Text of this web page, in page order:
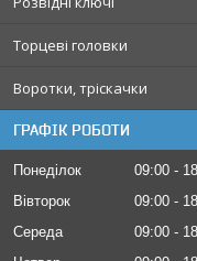
Торцеві головки
Воротки, тріскачки
ГРАФІК РОБОТИ
Понеділок 09:00
Вівторок
09:00
Середа
09:00